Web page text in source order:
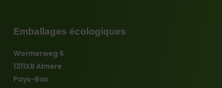
Emballages écologiques
Wormerweg 6
1311XB Almere
Pays-Bas